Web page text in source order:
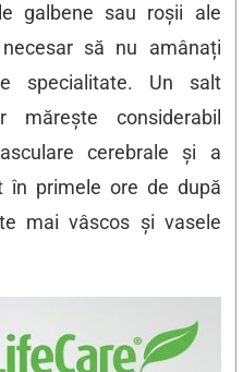
galbene sau roșii ale
să nu amânați
specialitate. Un salt
mărește considerabil
cerebrale și a
în primele ore de după
mai vâscos și vasele